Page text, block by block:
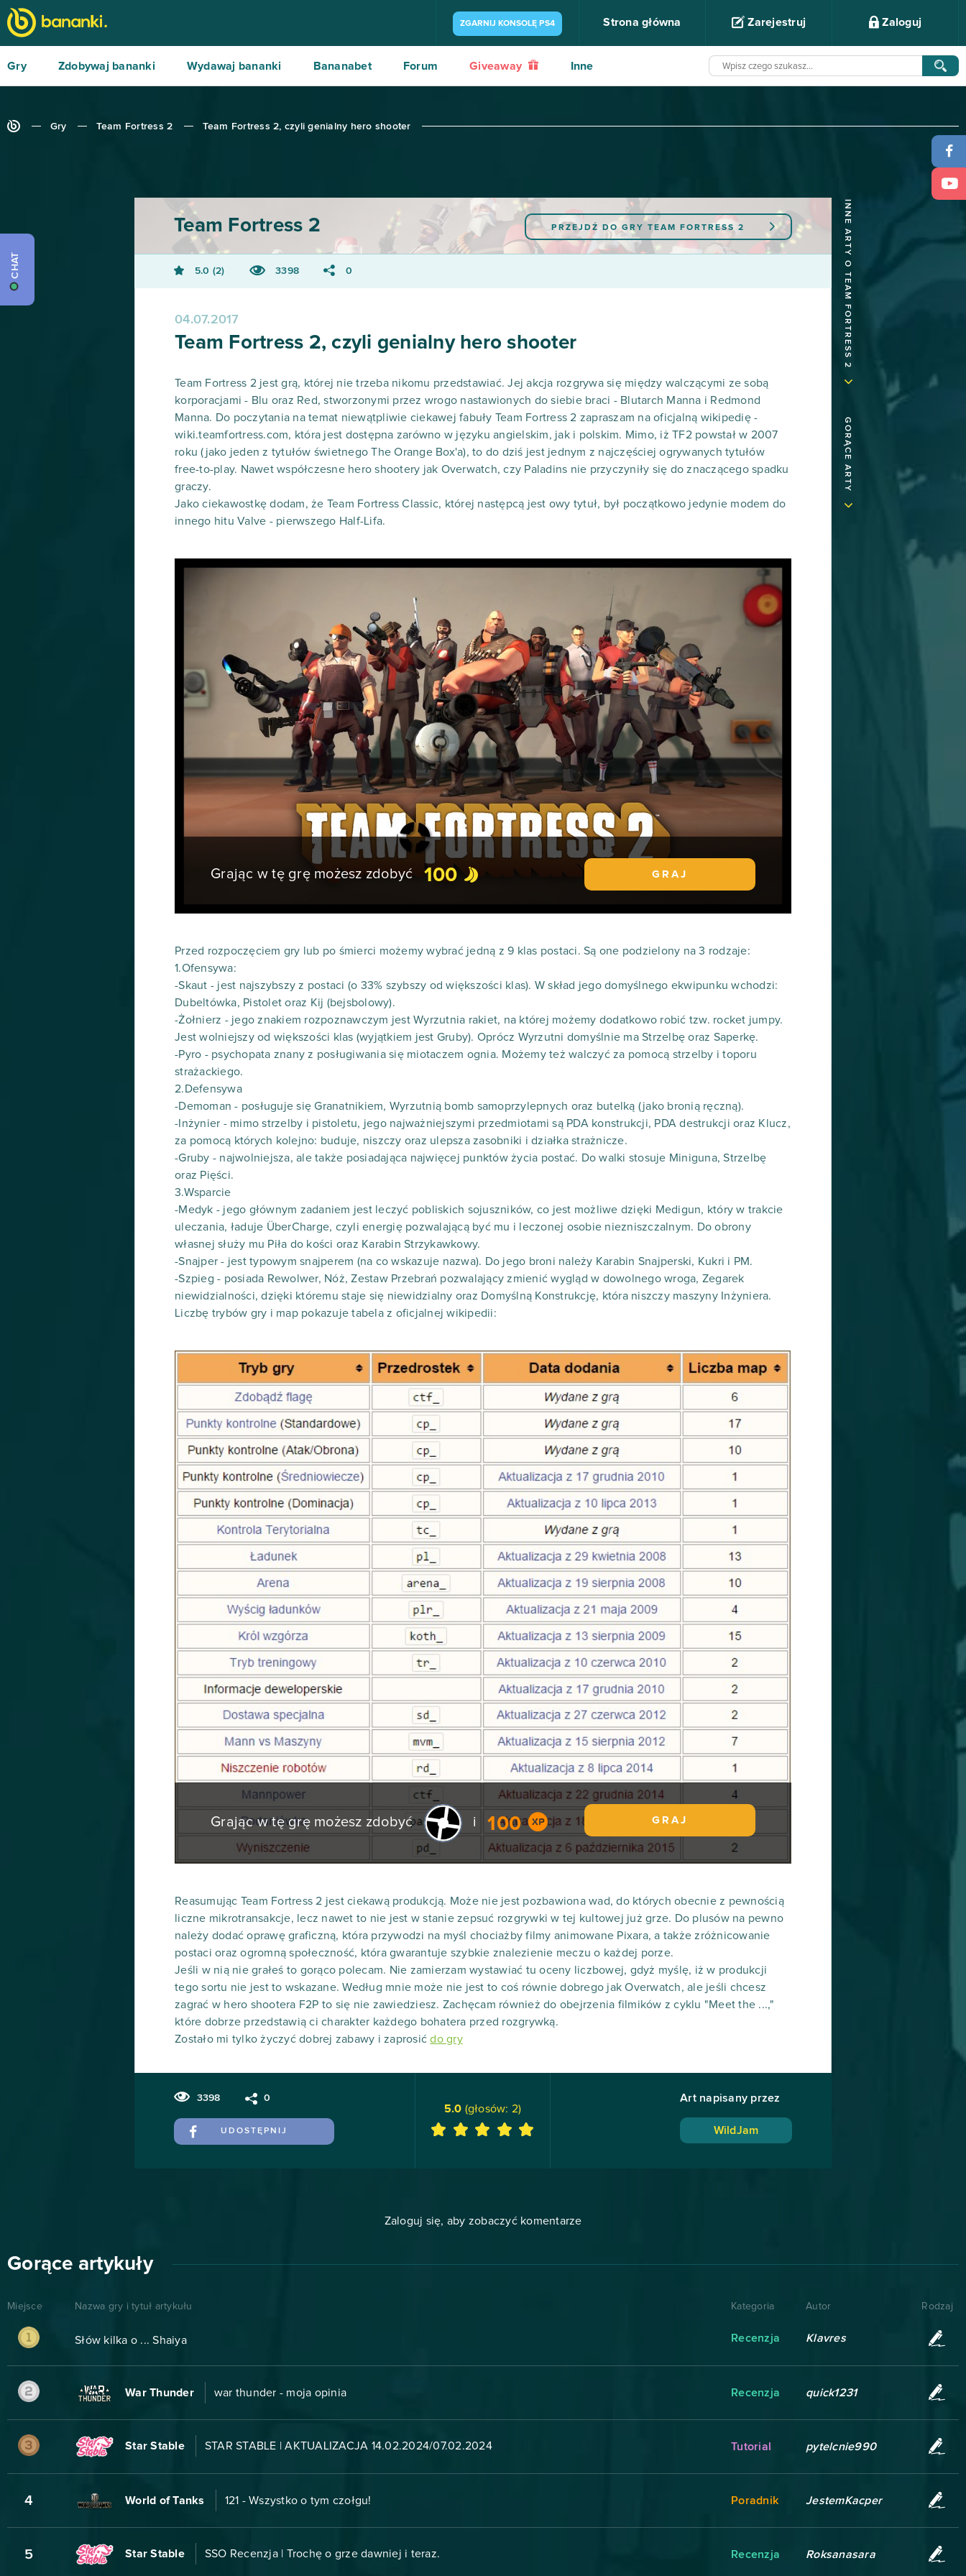
ZGARNIJ KONSOLĘ PS4 Strona główna Zarejestruj Zaloguj
Gry Zdobywaj bananki Wydawaj bananki Bananabet Forum Giveaway Inne
Gry Team Fortress 2 Team Fortress 2, czyli genialny hero shooter
INNE ARTY O TEAM FORTRESS 2
GORĄCE ARTY
PRZEJDŹ DO GRY TEAM FORTRESS 2
Team Fortress 2
5.0 2 3398 0
04.07.2017
Team Fortress 2, czyli genialny hero shooter
Team Fortress 2 jest grą, której nie trzeba nikomu przedstawiać. Jej akcja rozgrywa się między walczącymi ze sobą
korporacjami - Blu oraz Red, stworzonymi przez wrogo nastawionych do siebie braci - Blutarch Manna i Redmond
Manna. Do poczytania na temat niewątpliwie ciekawej fabuły Team Fortress 2 zapraszam na oficjalną wikipedię -
wiki.teamfortress.com, która jest dostępna zarówno w języku angielskim, jak i polskim. Mimo, iż TF2 powstał w 2007
roku (jako jeden z tytułów świetnego The Orange Box'a), to do dziś jest jednym z najczęściej ogrywanych tytułów
free-to-play. Nawet współczesne hero shootery jak Overwatch, czy Paladins nie przyczyniły się do znaczącego spadku
graczy.
Jako ciekawostkę dodam, że Team Fortress Classic, której następcą jest owy tytuł, był początkowo jedynie modem do
innego hitu Valve - pierwszego Half-Lifa.
Grając w tę grę możesz zdobyć 100 GRAJ
Przed rozpoczęciem gry lub po śmierci możemy wybrać jedną z 9 klas postaci. Są one podzielony na 3 rodzaje:
1.Ofensywa:
-Skaut - jest najszybszy z postaci (o 33% szybszy od większości klas). W skład jego domyślnego ekwipunku wchodzi:
Dubeltówka, Pistolet oraz Kij (bejsbolowy).
-Żołnierz - jego znakiem rozpoznawczym jest Wyrzutnia rakiet, na której możemy dodatkowo robić tzw. rocket jumpy.
Jest wolniejszy od większości klas (wyjątkiem jest Gruby). Oprócz Wyrzutni domyślnie ma Strzelbę oraz Saperkę.
-Pyro - psychopata znany z posługiwania się miotaczem ognia. Możemy też walczyć za pomocą strzelby i toporu
strażackiego.
2.Defensywa
-Demoman - posługuje się Granatnikiem, Wyrzutnią bomb samoprzylepnych oraz butelką (jako bronią ręczną).
-Inżynier - mimo strzelby i pistoletu, jego najważniejszymi przedmiotami są PDA konstrukcji, PDA destrukcji oraz Klucz,
za pomocą których kolejno: buduje, niszczy oraz ulepsza zasobniki i działka strażnicze.
-Gruby - najwolniejsza, ale także posiadająca najwięcej punktów życia postać. Do walki stosuje Miniguna, Strzelbę
oraz Pięści.
3.Wsparcie
-Medyk - jego głównym zadaniem jest leczyć pobliskich sojuszników, co jest możliwe dzięki Medigun, który w trakcie
uleczania, ładuje ÜberCharge, czyli energię pozwalającą być mu i leczonej osobie niezniszczalnym. Do obrony
własnej służy mu Piła do kości oraz Karabin Strzykawkowy.
-Snajper - jest typowym snajperem (na co wskazuje nazwa). Do jego broni należy Karabin Snajperski, Kukri i PM.
-Szpieg - posiada Rewolwer, Nóż, Zestaw Przebrań pozwalający zmienić wygląd w dowolnego wroga, Zegarek
niewidzialności, dzięki któremu staje się niewidzialny oraz Domyślną Konstrukcję, która niszczy maszyny Inżyniera.
Liczbę trybów gry i map pokazuje tabela z oficjalnej wikipedii:
Grając w tę grę możesz zdobyć i 100 GRAJ
Reasumując Team Fortress 2 jest ciekawą produkcją. Może nie jest pozbawiona wad, do których obecnie z pewnością
liczne mikrotransakcje, lecz nawet to nie jest w stanie zepsuć rozgrywki w tej kultowej już grze. Do plusów na pewno
należy dodać oprawę graficzną, która przywodzi na myśl chociażby filmy animowane Pixara, a także zróżnicowanie
postaci oraz ogromną społeczność, która gwarantuje szybkie znalezienie meczu o każdej porze.
Jeśli w nią nie grałeś to gorąco polecam. Nie zamierzam wystawiać tu oceny liczbowej, gdyż myślę, iż w produkcji
tego sortu nie jest to wskazane. Według mnie może nie jest to coś równie dobrego jak Overwatch, ale jeśli chcesz
zagrać w hero shootera F2P to się nie zawiedziesz. Zachęcam również do obejrzenia filmików z cyklu "Meet the ...,"
które dobrze przedstawią ci charakter każdego bohatera przed rozgrywką.
Zostało mi tylko życzyć dobrej zabawy i zaprosićdo gry
3398 0
UDOSTĘPNIJ
5.0 (głosów: 2)
Art napisany przez
WildJam
Zaloguj się, aby zobaczyć komentarze
Gorące artykuły
Miejsce Nazwa gry i tytuł artykułu Kategoria Autor Rodzaj
Słów kilka o ... Shaiya Recenzja Klavres
War Thunder war thunder - moja opinia Recenzja quick1231
Star Stable STAR STABLE | AKTUALIZACJA 14.02.2024/07.02.2024 Tutorial pytelcnie990
4 World of Tanks 121 - Wszystko o tym czołgu! Poradnik JestemKacper
5 Star Stable SSO Recenzja | Trochę o grze dawniej i teraz. Recenzja Roksanasara
CHAT